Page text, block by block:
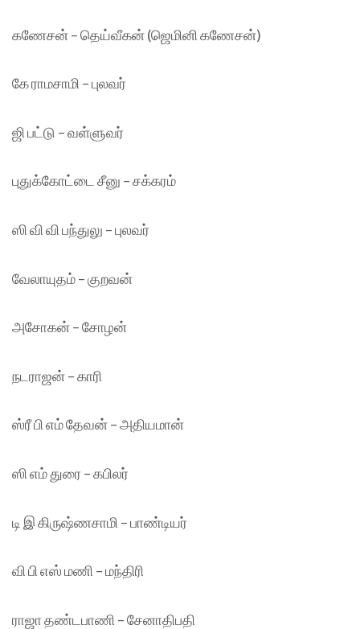
கணேசன் – தெய்வீகன் (ஜெமினி கணேசன்)
கே ராமசாமி – புலவர்
ஜி பட்டு – வள்ளுவர்
புதுக்கோட்டை சீனு – சக்கரம்
ஸி வி வி பந்துலு – புலவர்
வேலாயுதம் – குறவன்
அசோகன் – சோழன்
நடராஜன் – காரி
ஸ்ரீ பி எம் தேவன் – அதியமான்
ஸி எம் துரை – கபிலர்
டி இ கிருஷ்ணசாமி – பாண்டியர்
வி பி எஸ் மணி – மந்திரி
ராஜா தண்டபாணி – சேனாதிபதி